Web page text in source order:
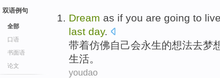
双语例句
全部
口语
书面语
论文
Dream as if you are going to
last day.
带着仿佛自己会永生的想法去梦
生活。
youdao